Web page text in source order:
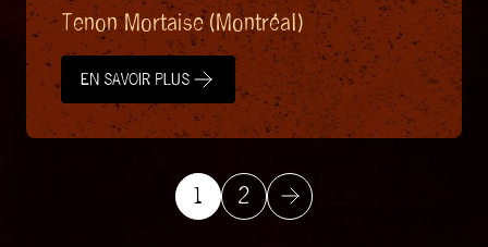
Tenon Mortaise (Montréal)
EN SAVOIR PLUS
EN SAVOIR PLUS
1 2 Suivant